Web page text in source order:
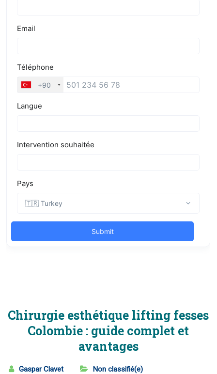
Chirurgie esthétique lifting fesses
Colombie : guide complet et
avantages
Gaspar Clavet Non classifié(e)